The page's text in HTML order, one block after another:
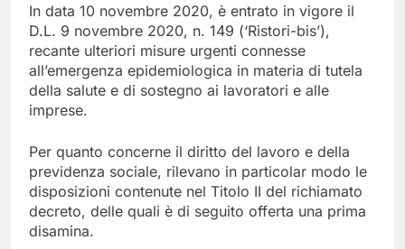
In data 10 novembre 2020, è entrato in vigore il
D.L. 9 novembre 2020, n. 149 (‘Ristori-bis’),
recante ulteriori misure urgenti connesse
all’emergenza epidemiologica in materia di tutela
della salute e di sostegno ai lavoratori e alle
imprese.
Per quanto concerne il diritto del lavoro e della
previdenza sociale, rilevano in particolar modo le
disposizioni contenute nel Titolo II del richiamato
decreto, delle quali è di seguito offerta una prima
disamina.